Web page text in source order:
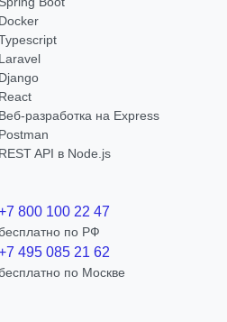
Docker
Laravel
Django
React
Веб-разработка на Express
Postman
REST API в Node.js
800 100 22 47
по РФ
495 085 21 62
по Москве